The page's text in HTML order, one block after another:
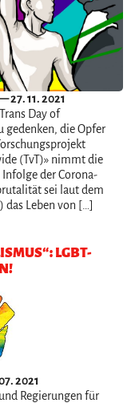
11. 2021
Day of
gedenken, die Opfer
(TvT)» nimmt die
der Corona-
sei laut dem
das Leben von […]
LGBT-
2021
Regierungen für